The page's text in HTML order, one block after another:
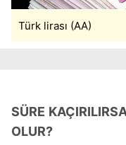
Türk lirası (AA)
SÜRE
OLUR?